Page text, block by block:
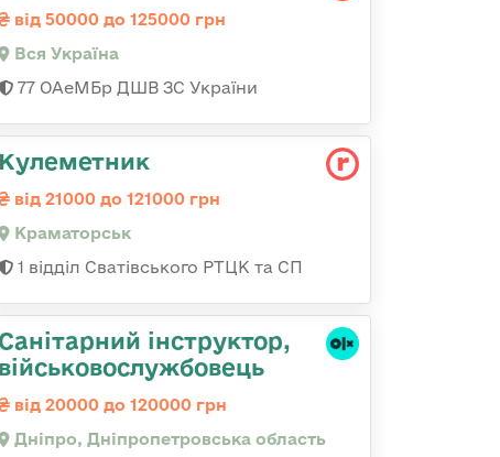
від 50000 до 125000 грн
Вся Україна
77 ОАеМБр ДШВ ЗС України
Кулеметник
від 21000 до 121000 грн
Краматорськ
1 відділ Сватівського РТЦК та СП
Санітарний інструктор,
військовослужбовець
від 20000 до 120000 грн
Дніпро, Дніпропетровська область